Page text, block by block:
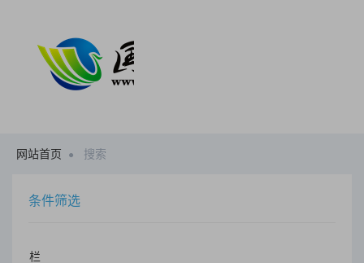
网站首页 搜索
条件筛选
栏